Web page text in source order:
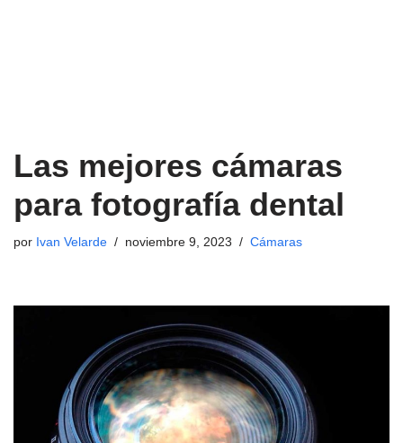
Las mejores cámaras
para fotografía dental
por Ivan Velarde noviembre 9, 2023 Cámaras